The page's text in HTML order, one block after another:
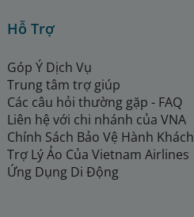
Hỗ Trợ
Góp Ý Dịch Vụ
Trung tâm trợ giúp
Các câu hỏi thường gặp - FAQ
Liên hệ với chi nhánh của VNA
Chính Sách Bảo Vệ Hành Khách
Trợ Lý Ảo Của Vietnam Airlines
Ứng Dụng Di Động